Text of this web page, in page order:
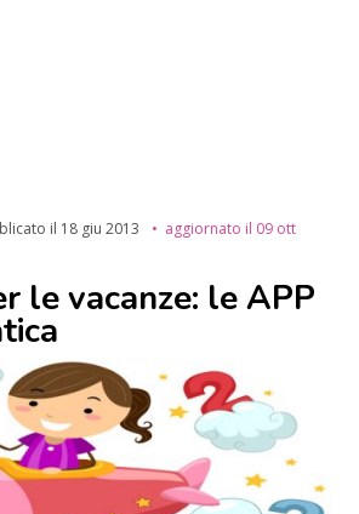
il 18 giu 2013 aggiornato il 09 ott
le vacanze: le APP